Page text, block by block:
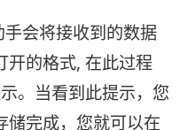
会将接收到的数据
开的格式, 在此过程
。当看到此提示，您
储完成，您就可以在